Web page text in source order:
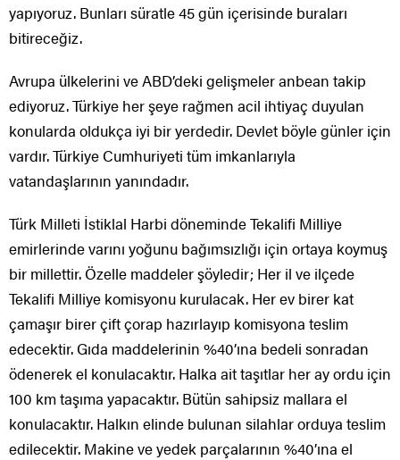
yapıyoruz. Bunları süratle 45 gün içerisinde buraları
bitireceğiz.
Avrupa ülkelerini ve ABD’deki gelişmeler anbean takip
ediyoruz. Türkiye her şeye rağmen acil ihtiyaç duyulan
konularda oldukça iyi bir yerdedir. Devlet böyle günler için
vardır. Türkiye Cumhuriyeti tüm imkanlarıyla
vatandaşlarının yanındadır.
Türk Milleti İstiklal Harbi döneminde Tekalifi Milliye
emirlerinde varını yoğunu bağımsızlığı için ortaya koymuş
bir millettir. Özelle maddeler şöyledir; Her il ve ilçede
Tekalifi Milliye komisyonu kurulacak. Her ev birer kat
çamaşır birer çift çorap hazırlayıp komisyona teslim
edecektir. Gıda maddelerinin %40’ına bedeli sonradan
ödenerek el konulacaktır. Halka ait taşıtlar her ay ordu için
100 km taşıma yapacaktır. Bütün sahipsiz mallara el
konulacaktır. Halkın elinde bulunan silahlar orduya teslim
edilecektir. Makine ve yedek parçalarının %40’ına el